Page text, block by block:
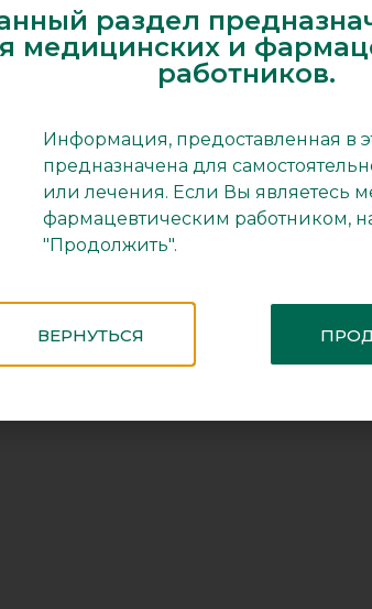
372-13-23
—
—rnd@pharmvilar.ru
2026
раздел
медицинских и
работников.
Информация, предоставленная в
предназначена для
или лечения. Если Вы являетесь
фармацевтическим работником,
"Продолжить".
ВЕРНУТЬСЯ